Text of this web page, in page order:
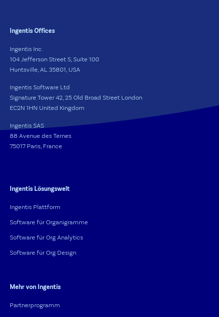
Ingentis Offices
Ingentis Inc.
104 Jefferson Street S, Suite 100
Huntsville, AL 35801, USA
Ingentis Software Ltd
Signature Tower 42, 25 Old Broad Street London
EC2N 1HN United Kingdom
Ingentis SAS
88 Avenue des Ternes
75017 Paris, France
Ingentis Lösungswelt
Ingentis Plattform
Software für Organigramme
Software für Org Analytics
Software für Org Design
Mehr von Ingentis
Partnerprogramm